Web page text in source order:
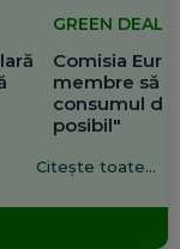
GREEN DEAL
Comisia
membre să
consumul de
posibil"
Citește toate...